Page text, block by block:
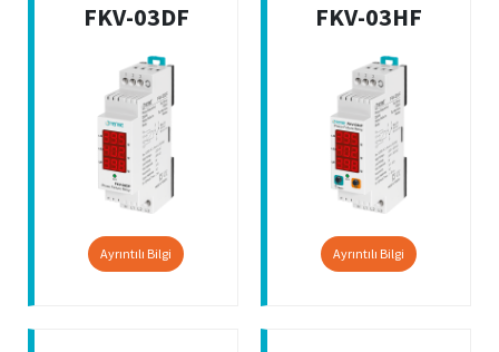
FKV-03DF
Ayrıntılı Bilgi
FKV-03HF
Ayrıntılı Bilgi